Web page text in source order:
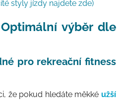
styly jízdy najdete zde)
výběr dle
pro rekreační fitness
že pokud hledáte měkké užší